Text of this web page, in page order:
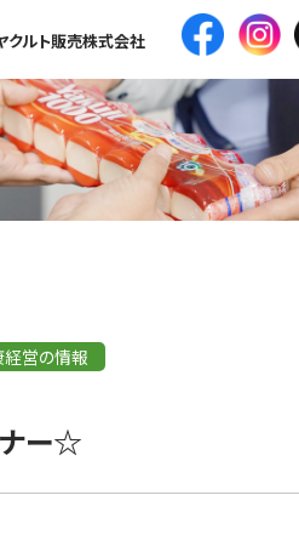
クルト販売株式会社
営の情報
ー☆